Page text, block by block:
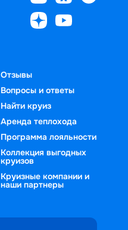
Отзывы
Вопросы и ответы
Найти круиз
Аренда теплохода
Программа лояльности
Коллекция выгодных
круизов
Круизные компании и
наши партнеры